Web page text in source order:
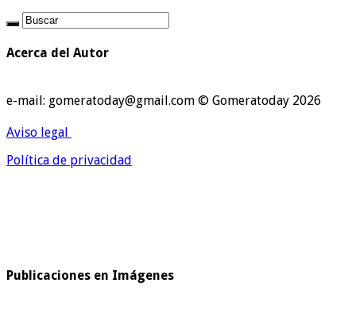
Acerca del Autor
e-mail: gomeratoday@gmail.com © Gomeratoday 2026
Aviso legal
Política de privacidad
Publicaciones en Imágenes